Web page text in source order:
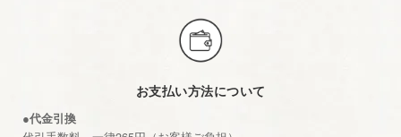
お支払い方法について
●代金引換